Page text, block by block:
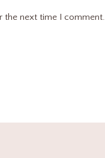
the next time I comment.